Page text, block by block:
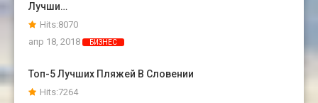
Лучши…
Hits:8070
апр 18, 2018
БИЗНЕС
Топ-5 Лучших Пляжей В Словении
Hits:7264